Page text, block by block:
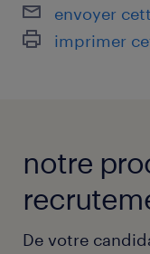
envoyer
imprimer
notre
De votre